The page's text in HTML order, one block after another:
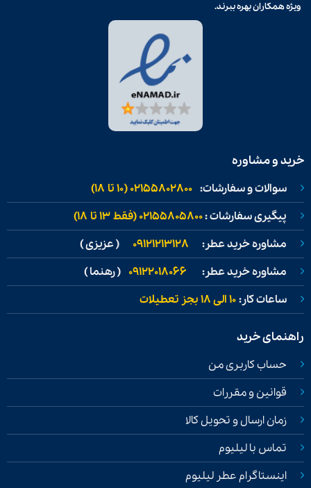
ویژه همکاران بهره ببرند.
خرید و مشاوره
سوالات و سفارشات: 02155802800 (۱۰ تا ۱۸)
پیگیری سفارشات :02155805800 (فقط ۱۳ تا ۱۸)
مشاوره خرید عطر: 09121213128 ( عزیزی )
مشاوره خرید عطر: 09122018066 ( رهنما )
ساعات کار:۱۰ الی ۱۸ بجز تعطیلات
راهنمای خرید
حساب کاربری من
قوانین و مقررات
زمان ارسال و تحویل کالا
تماس با لیلیوم
اینستاگرام عطر لیلیوم